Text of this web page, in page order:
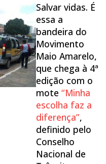
Salvar vidas. É
essa a
bandeira do
Movimento
Maio Amarelo,
que chega à 4ª
edição com o
mote “Minha
escolha faz a
diferença”,
definido pelo
Conselho
Nacional de